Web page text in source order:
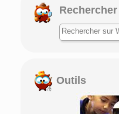
Rechercher
Outils